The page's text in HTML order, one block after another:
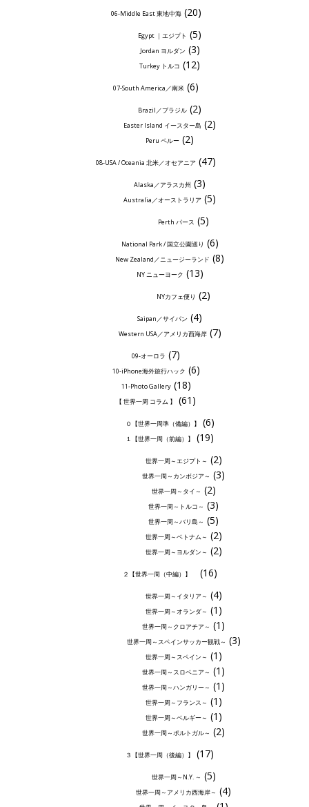
06-Middle East 東地中海(20)
Egypt ｜エジプト (5)
Jordan ヨルダン (3)
Turkey トルコ (12)
07-South America／南米 (6)
Brazil／ブラジル (2)
Easter Island イースター島 (2)
Peru ペルー (2)
08-USA / Oceania 北米／オセアニア (47)
Alaska／アラスカ州 (3)
Australia／オーストラリア (5)
Perth パース (5)
National Park / 国立公園巡り (6)
New Zealand／ニュージーランド (8)
NY ニューヨーク (13)
NYカフェ便り (2)
Saipan／サイパン (4)
Western USA／アメリカ西海岸(7)
09-オーロラ (7)
10-iPhone海外旅行ハック (6)
11-Photo Gallery(18)
【 世界一周 コラム 】 (61)
０【世界一周準（備編）】 (6)
１【世界一周（前編）】 (19)
世界一周～エジプト～ (2)
世界一周～カンボジア～ (3)
世界一周～タイ～ (2)
世界一周～トルコ～ (3)
世界一周～バリ島～ (5)
世界一周～ベトナム～ (2)
世界一周～ヨルダン～ (2)
２【世界一周（中編）】 (16)
世界一周～イタリア～ (4)
世界一周～オランダ～ (1)
世界一周～クロアチア～ (1)
世界一周～スペインサッカー観戦～ (3)
世界一周～スペイン～ (1)
世界一周～スロベニア～ (1)
世界一周～ハンガリー～ (1)
世界一周～フランス～ (1)
世界一周～ベルギー～ (1)
世界一周～ポルトガル～ (2)
３【世界一周（後編）】 (17)
世界一周～N.Y. ～ (5)
世界一周～アメリカ西海岸～ (4)